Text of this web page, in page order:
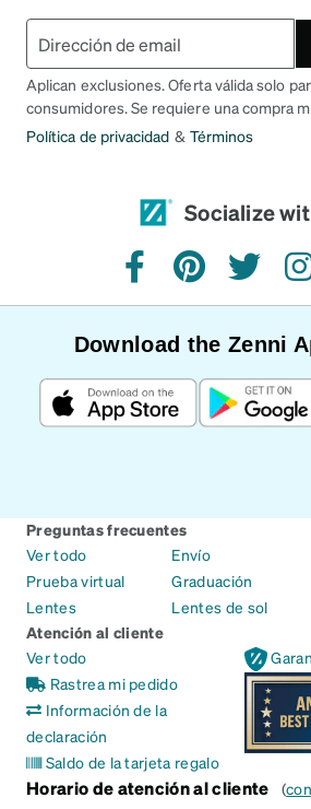
Aplican exclusiones. Oferta válida solo
consumidores. Se requiere una compra
Política de privacidad & Términos
Socialize
facebookpinteresttwitter
Download the Zenni
Preguntas frecuentes
Ver todo
Prueba virtual
Lentes
Envío
Graduación
Lentes de sol
Atención al cliente
Ver todo
Rastrea mi pedido
Información de la
declaración
Saldo de la tarjeta regalo
Horario de atención al cliente (